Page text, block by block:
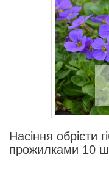
Насіння обрієти
прожилками 10